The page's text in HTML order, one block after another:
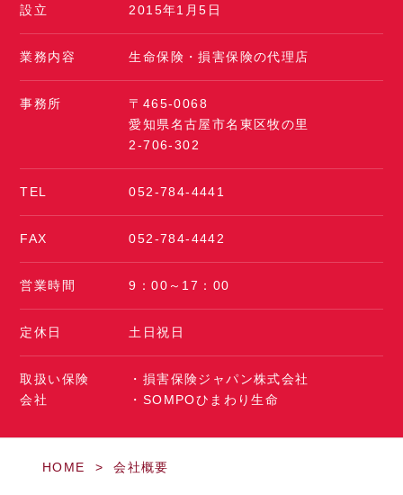
設立 2015年1月5日
業務内容 生命保険・損害保険の代理店
事務所
〒465-0068
愛知県名古屋市名東区牧の里
2-706-302
TEL 052-784-4441
FAX 052-784-4442
営業時間 9：00～17：00
定休日 土日祝日
取扱い保険
会社
・損害保険ジャパン株式会社
・SOMPOひまわり生命
HOME 会社概要